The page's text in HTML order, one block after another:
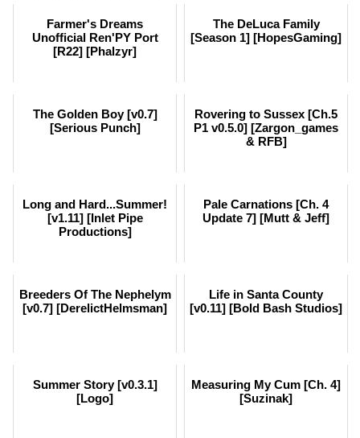
Farmer's Dreams
Unofficial Ren'PY Port
[R22] [Phalzyr]
The DeLuca Family
[Season 1] [HopesGaming]
The Golden Boy [v0.7]
[Serious Punch]
Rovering to Sussex [Ch.5
P1 v0.5.0] [Zargon_games
& RFB]
Long and Hard...Summer!
[v1.11] [Inlet Pipe
Productions]
Pale Carnations [Ch. 4
Update 7] [Mutt & Jeff]
Breeders Of The Nephelym
[v0.7] [DerelictHelmsman]
Life in Santa County
[v0.11] [Bold Bash Studios]
Summer Story [v0.3.1]
[Logo]
Measuring My Cum [Ch. 4]
[Suzinak]